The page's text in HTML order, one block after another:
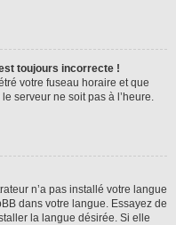
toujours incorrecte !
votre fuseau horaire et que
serveur ne soit pas à l’heure.
n’a pas installé votre langue
dans votre langue. Essayez de
la langue désirée. Si elle